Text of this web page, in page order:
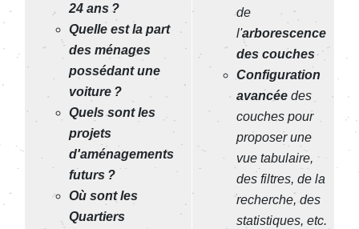
24 ans ?
Quelle est la part
des ménages
possédant une
voiture ?
Quels sont les
projets
d'aménagements
futurs ?
Où sont les
Quartiers
de
l'arborescence
des couches
Configuration
avancée des
couches pour
proposer une
vue tabulaire,
des filtres, de la
recherche, des
statistiques, etc.